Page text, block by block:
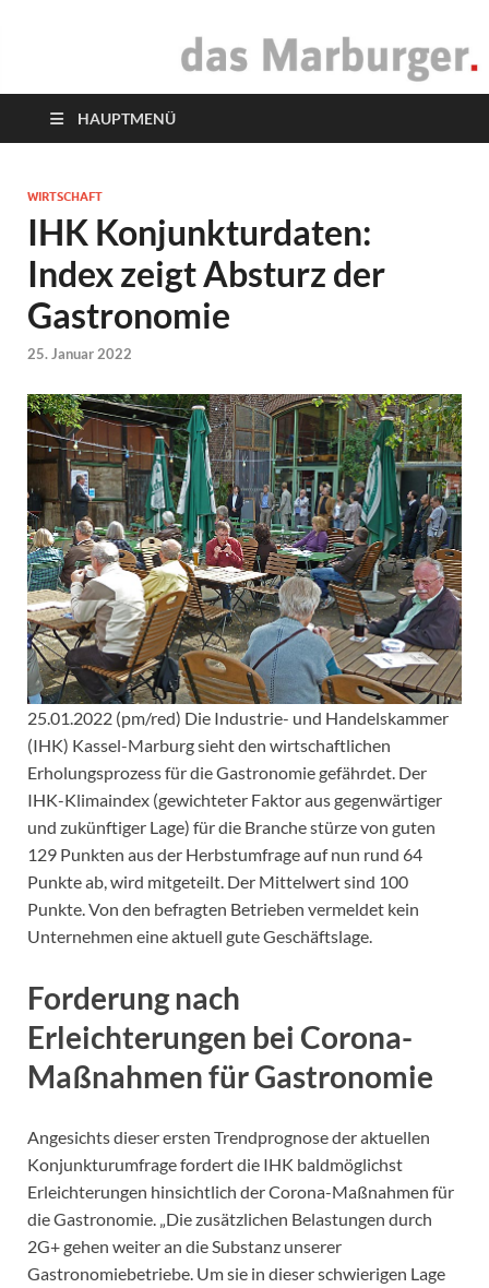
das Marburger.
HAUPTMENÜ
WIRTSCHAFT
IHK Konjunkturdaten:
Index zeigt Absturz der
Gastronomie
25. Januar 2022
25.01.2022 (pm/red) Die Industrie- und Handelskammer
(IHK) Kassel-Marburg sieht den wirtschaftlichen
Erholungsprozess für die Gastronomie gefährdet. Der
IHK-Klimaindex (gewichteter Faktor aus gegenwärtiger
und zukünftiger Lage) für die Branche stürze von guten
129 Punkten aus der Herbstumfrage auf nun rund 64
Punkte ab, wird mitgeteilt. Der Mittelwert sind 100
Punkte. Von den befragten Betrieben vermeldet kein
Unternehmen eine aktuell gute Geschäftslage.
Forderung nach
Erleichterungen bei Corona-
Maßnahmen für Gastronomie
Angesichts dieser ersten Trendprognose der aktuellen
Konjunkturumfrage fordert die IHK baldmöglichst
Erleichterungen hinsichtlich der Corona-Maßnahmen für
die Gastronomie. „Die zusätzlichen Belastungen durch
2G+ gehen weiter an die Substanz unserer
Gastronomiebetriebe. Um sie in dieser schwierigen Lage